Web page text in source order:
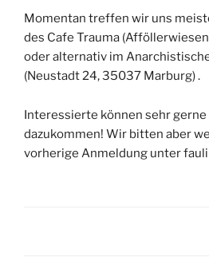
Momentan treffen wir uns
des Cafe Trauma (
oder alternativ im
(Neustadt 24, 35037 Marburg).
Interessierte können sehr gerne
dazukommen! Wir bitten aber
vorherige Anmeldung unter